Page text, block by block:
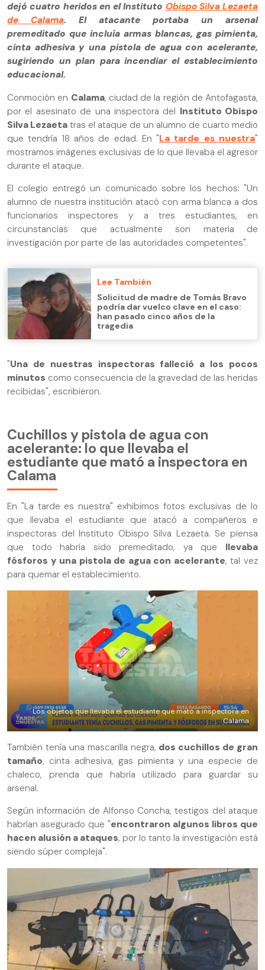
dejó cuatro heridos en el Instituto Obispo Silva Lezaeta
de Calama. El atacante portaba un arsenal
premeditado que incluía armas blancas, gas pimienta,
cinta adhesiva y una pistola de agua con acelerante,
sugiriendo un plan para incendiar el establecimiento
educacional.
Conmoción en Calama, ciudad de la región de Antofagasta,
por el asesinato de una inspectora del Instituto Obispo
Silva Lezaeta tras el ataque de un alumno de cuarto medio
que tendría 18 años de edad. En "La tarde es nuestra"
mostramos imágenes exclusivas de lo que llevaba el agresor
durante el ataque.
El colegio entregó un comunicado sobre los hechos: "Un
alumno de nuestra institución atacó con arma blanca a dos
funcionarios inspectores y a tres estudiantes, en
circunstancias que actualmente son materia de
investigación por parte de las autoridades competentes".
Lee También
Solicitud de madre de Tomás Bravo
podría dar vuelco clave en el caso:
han pasado cinco años de la
tragedia
"Una de nuestras inspectoras falleció a los pocos
minutos como consecuencia de la gravedad de las heridas
recibidas", escribieron.
Cuchillos y pistola de agua con
acelerante: lo que llevaba el
estudiante que mató a inspectora en
Calama
En "La tarde es nuestra" exhibimos fotos exclusivas de lo
que llevaba el estudiante que atacó a compañeros e
inspectoras del Instituto Obispo Silva Lezaeta. Se piensa
que todo habría sido premeditado, ya que llevaba
fósforos y una pistola de agua con acelerante, tal vez
para quemar el establecimiento.
Los objetos que llevaba el estudiante que mató a inspectora en
Calama
También tenía una mascarilla negra, dos cuchillos de gran
tamaño, cinta adhesiva, gas pimienta y una especie de
chaleco, prenda que habría utilizado para guardar su
arsenal.
Según información de Alfonso Concha, testigos del ataque
habrían asegurado que "encontraron algunos libros que
hacen alusión a ataques, por lo tanto la investigación está
siendo súper compleja".